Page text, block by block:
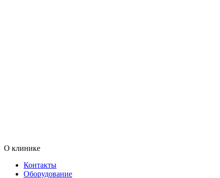
О клинике
Контакты
Оборудование